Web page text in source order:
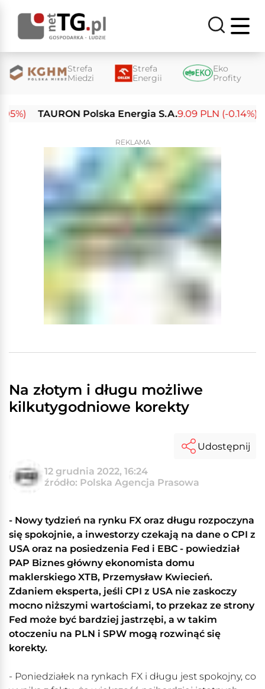
Strefa
Miedzi
Strefa
Energii
Eko
Profity
TAURON Polska Energia S.A.9.09 PLN (-0.14%)
REKLAMA
Na złotym i długu możliwe
kilkutygodniowe korekty
12 grudnia 2022, 16:24
źródło: Polska Agencja Prasowa
Udostępnij
- Nowy tydzień na rynku FX oraz długu rozpoczyna
się spokojnie, a inwestorzy czekają na dane o CPI z
USA oraz na posiedzenia Fed i EBC - powiedział
PAP Biznes główny ekonomista domu
maklerskiego XTB, Przemysław Kwiecień.
Zdaniem eksperta, jeśli CPI z USA nie zaskoczy
mocno niższymi wartościami, to przekaz ze strony
Fed może być bardziej jastrzębi, a w takim
otoczeniu na PLN i SPW mogą rozwinąć się
korekty.
- Poniedziałek na rynkach FX i długu jest spokojny, co